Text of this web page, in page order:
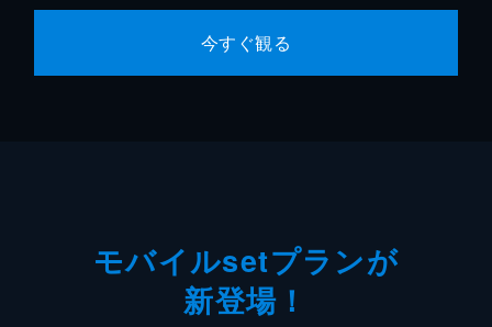
今すぐ観る
モバイルsetプランが
新登場！